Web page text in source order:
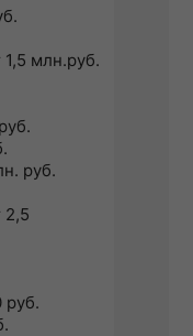
млн.руб.
руб.
2,5
руб.